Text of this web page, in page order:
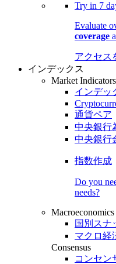
Try in 7
Evaluate
coverage
アクセス
インデックス
Market Indicators
インデッ
通貨ペア
中央銀行
中央銀行
指数作成
Do you
needs?
Macroeconomics
国別スナ
マクロ経
Consensus
コンセン